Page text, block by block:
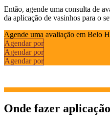
Então, agende uma consulta de
da aplicação de vasinhos para o
Agende uma avaliação em Belo
Agendar por
Agendar por
Agendar por
Onde fazer